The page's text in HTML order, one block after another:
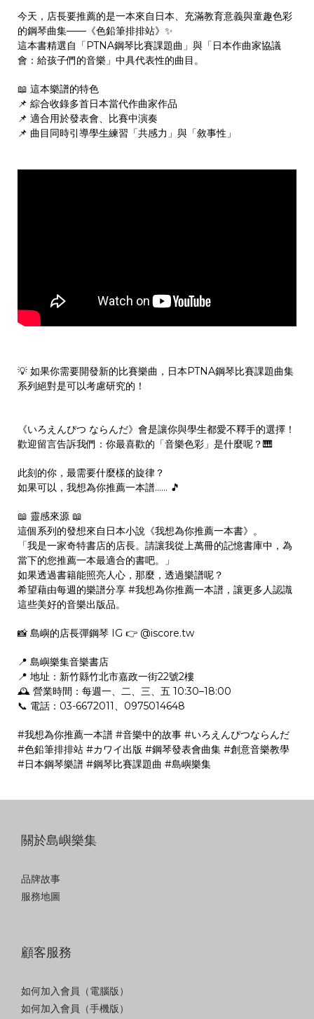
今天，店長要推薦的是一本來自日本、充滿教育意義與童趣色彩
的鋼琴曲集——《色鉛筆排排站》✨
這本書精選自「PTNA鋼琴比賽課題曲」與「日本作曲家協議
會：給孩子們的音樂」中具代表性的曲目。
📖 這本樂譜的特色
📌 綜合收錄多首日本當代作曲家作品
📌 適合用於發表會、比賽中演奏
📌 曲目同時引導學生練習「共感力」與「敘事性」
💡 如果你需要開發新的比賽樂曲，日本PTNA鋼琴比賽課題曲集
系列絕對是可以考慮研究的！
《いろえんぴつ ならんだ》會是讓你與學生都愛不釋手的選擇！
歡迎留言告訴我們：你最喜歡的「音樂色彩」是什麼呢？🎹
此刻的你，最需要什麼樣的旋律？
如果可以，我想為你推薦一本譜…… 🎵
📖 靈感來源 📖
這個系列的發想來自日本小說《我想為你推薦一本書》。
「我是一家奇特書店的店長。請讓我從上萬冊的記憶書庫中，為
當下的您推薦一本最適合的書吧。」
如果透過書籍能照亮人心，那麼，透過樂譜呢？
希望藉由每週的樂譜分享 #我想為你推薦一本譜，讓更多人認識
這些美好的音樂出版品。
📸 島嶼的店長彈鋼琴 IG 👉 @iscore.tw
📍 島嶼樂集音樂書店
📍 地址：新竹縣竹北市嘉政一街22號2樓
🕰 營業時間：每週一、二、三、五 10:30–18:00
📞 電話：03-6672011、0975014648
#我想為你推薦一本譜 #音樂中的故事 #いろえんぴつならんだ
#色鉛筆排排站 #カワイ出版 #鋼琴發表會曲集 #創意音樂教學
#日本鋼琴樂譜 #鋼琴比賽課題曲 #島嶼樂集
關於島嶼樂集
品牌故事
服務地圖
顧客服務
如何加入會員（電腦版）
如何加入會員（手機版）